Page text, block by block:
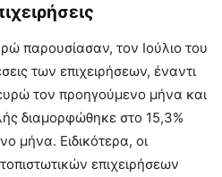
παρουσίασαν, τον Ιούλιο του
των επιχειρήσεων, έναντι
τον προηγούμενο μήνα και
διαμορφώθηκε στο 15,3%
μήνα. Ειδικότερα, οι
επιχειρήσεων